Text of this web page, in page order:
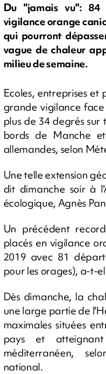
Du "jamais vu": 84
vigilance orange
qui pourront
vague de chaleur
milieu de semaine.
Ecoles, entreprises et
grande vigilance
plus de 34 degrés
bords de Manche
allemandes, selon
Une telle extension
dit dimanche soir à
écologique, Agnès
Un précédent
placés en vigilance
2019 avec 81
pour les orages), a-t-
Dès dimanche, la
une large partie de
maximales situées
pays et
méditerranéen,
national.